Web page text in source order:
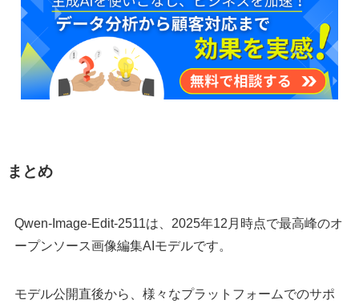
まとめ
Qwen-Image-Edit-2511は、2025年12月時点で最高峰のオ
ープンソース画像編集AIモデルです。
モデル公開直後から、様々なプラットフォームでのサポ